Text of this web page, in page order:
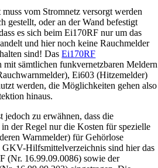
vom Stromnetz versorgt werden
gestellt, oder an der Wand befestigt
es sich beim Ei170RF nur um das
und hier noch keine Rauchmelder
sind! DasEi170RF
mit sämtlichen funkvernetzbaren Meldern
Ei603 (Hitzemelder)
werden, die Möglichkeiten gehen also
hinaus.
jedoch zu erwähnen, dass die
der Regel nur die Kosten für spezielle
Warnmelder) für Gehörlose
GKV-Hilfsmittelverzeichnis sind hier das
(Nr. 16.99.09.0086) sowie der